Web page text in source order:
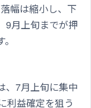
幅は縮小し、下
9月上旬までが押
、7月上旬に集中
利益確定を狙う